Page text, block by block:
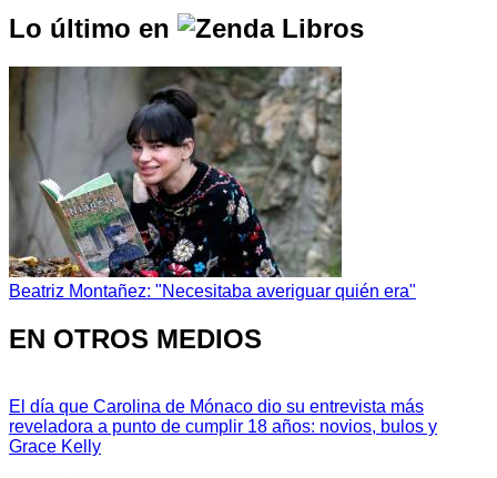
Lo último en
Beatriz Montañez: "Necesitaba averiguar quién era"
EN OTROS MEDIOS
El día que Carolina de Mónaco dio su entrevista más
reveladora a punto de cumplir 18 años: novios, bulos y
Grace Kelly